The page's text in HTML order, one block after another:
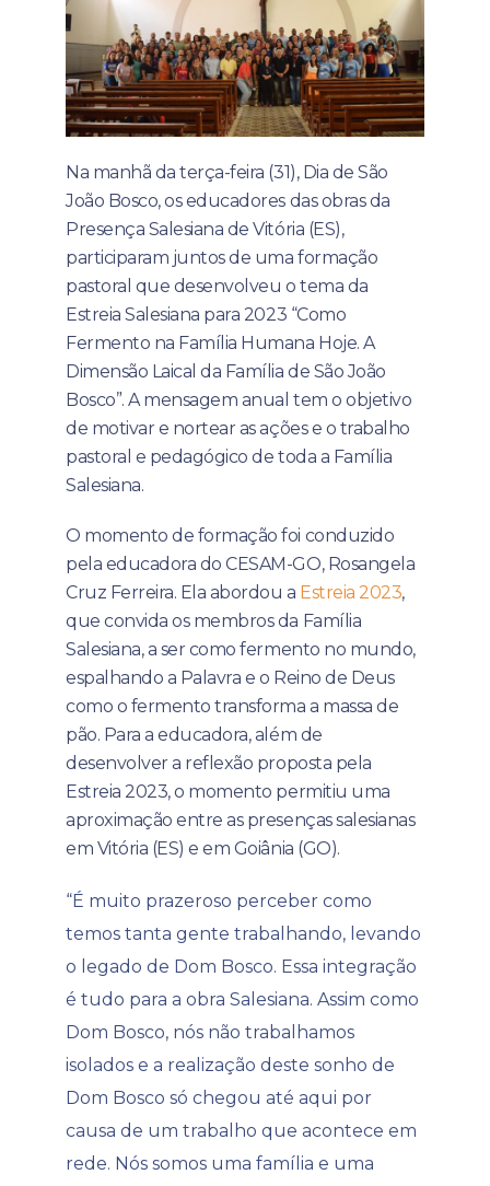
Na manhã da terça-feira (31), Dia de São
João Bosco, os educadores das obras da
Presença Salesiana de Vitória (ES),
participaram juntos de uma formação
pastoral que desenvolveu o tema da
Estreia Salesiana para 2023 “Como
Fermento na Família Humana Hoje. A
Dimensão Laical da Família de São João
Bosco”. A mensagem anual tem o objetivo
de motivar e nortear as ações e o trabalho
pastoral e pedagógico de toda a Família
Salesiana.
O momento de formação foi conduzido
pela educadora do CESAM-GO, Rosangela
Cruz Ferreira. Ela abordou a Estreia 2023,
que convida os membros da Família
Salesiana, a ser como fermento no mundo,
espalhando a Palavra e o Reino de Deus
como o fermento transforma a massa de
pão. Para a educadora, além de
desenvolver a reflexão proposta pela
Estreia 2023, o momento permitiu uma
aproximação entre as presenças salesianas
em Vitória (ES) e em Goiânia (GO).
“É muito prazeroso perceber como
temos tanta gente trabalhando, levando
o legado de Dom Bosco. Essa integração
é tudo para a obra Salesiana. Assim como
Dom Bosco, nós não trabalhamos
isolados e a realização deste sonho de
Dom Bosco só chegou até aqui por
causa de um trabalho que acontece em
rede. Nós somos uma família e uma